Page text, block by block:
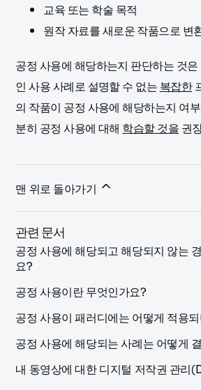
교육 또는 학술 목적
원작 자료를 새로운 작품으로 변
공정 사용에 해당하는지 판단하는 것
인 사용 사례로 설명할 수 없는복잡한
의 작품이 공정 사용에 해당하는지 여
분히 공정 사용에 대해학습할 것을권
맨 위로 돌아가기
관련 문서
공정 사용에 해당되고 해당되지 않는
요?
공정 사용이란 무엇인가요?
공정 사용이 패러디에는 어떻게 적용
공정 사용에 해당되는 사례는 어떻게
내 동영상에 대한 디지털 저작권 관리